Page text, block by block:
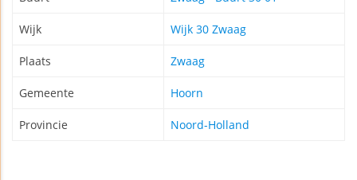
Wijk Wijk 30 Zwaag
Plaats Zwaag
Gemeente Hoorn
Provincie Noord-Holland